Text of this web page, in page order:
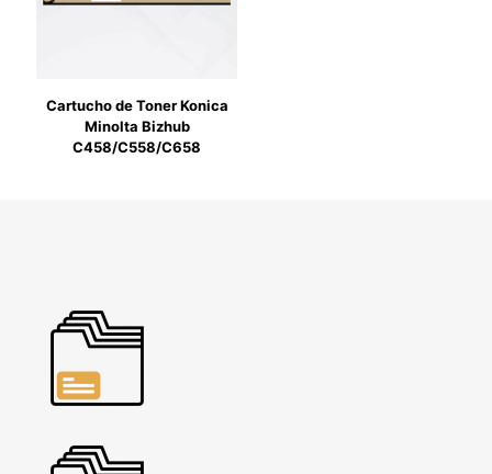
Cartucho de Toner Konica
Minolta Bizhub
C458/C558/C658